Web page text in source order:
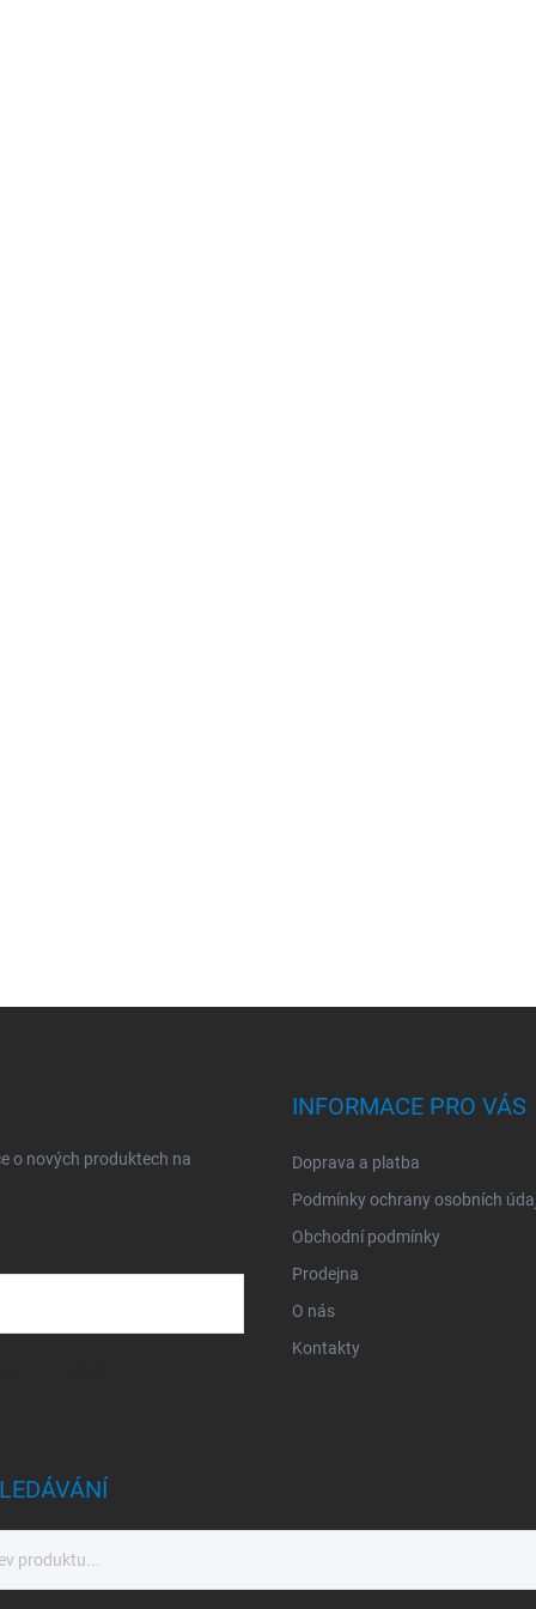
o nových produktech na
INFORMACE PRO VÁS
Doprava a platba
Podmínky ochrany osobních
Obchodní podmínky
Prodejna
O nás
Kontakty